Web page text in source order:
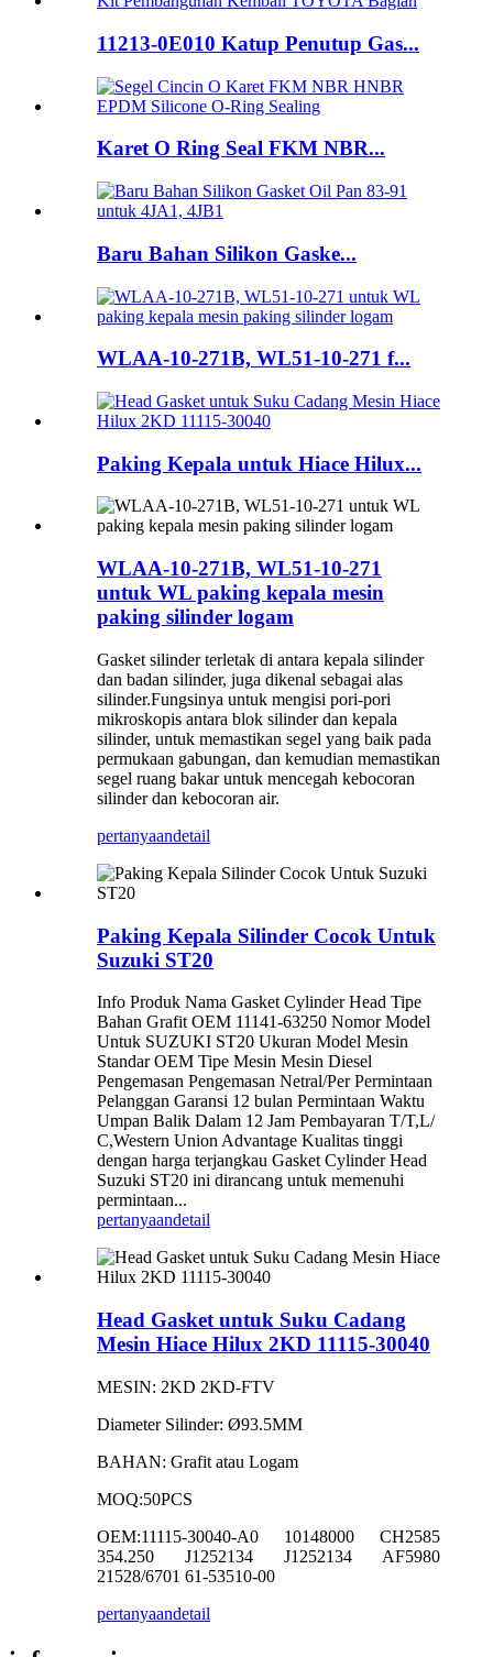
11213-0E010 Katup Penutup Gas...
Karet O Ring Seal FKM NBR...
Baru Bahan Silikon Gaske...
WLAA-10-271B, WL51-10-271 f...
Paking Kepala untuk Hiace Hilux...
WLAA-10-271B, WL51-10-271
untuk WL paking kepala mesin
paking silinder logam
Gasket silinder terletak di antara kepala silinder
dan badan silinder, juga dikenal sebagai alas
silinder.Fungsinya untuk mengisi pori-pori
mikroskopis antara blok silinder dan kepala
silinder, untuk memastikan segel yang baik pada
permukaan gabungan, dan kemudian memastikan
segel ruang bakar untuk mencegah kebocoran
silinder dan kebocoran air.
pertanyaandetail
Paking Kepala Silinder Cocok Untuk
Suzuki ST20
Info Produk Nama Gasket Cylinder Head Tipe
Bahan Grafit OEM 11141-63250 Nomor Model
Untuk SUZUKI ST20 Ukuran Model Mesin
Standar OEM Tipe Mesin Mesin Diesel
Pengemasan Pengemasan Netral/Per Permintaan
Pelanggan Garansi 12 bulan Permintaan Waktu
Umpan Balik Dalam 12 Jam Pembayaran T/T,L/
C,Western Union Advantage Kualitas tinggi
dengan harga terjangkau Gasket Cylinder Head
Suzuki ST20 ini dirancang untuk memenuhi
permintaan...
pertanyaandetail
Head Gasket untuk Suku Cadang
Mesin Hiace Hilux 2KD 11115-30040
MESIN: 2KD 2KD-FTV
Diameter Silinder: Ø93.5MM
BAHAN: Grafit atau Logam
MOQ:50PCS
OEM:11115-30040-A0 10148000 CH2585
354.250 J1252134 J1252134 AF5980
21528/6701 61-53510-00
pertanyaandetail